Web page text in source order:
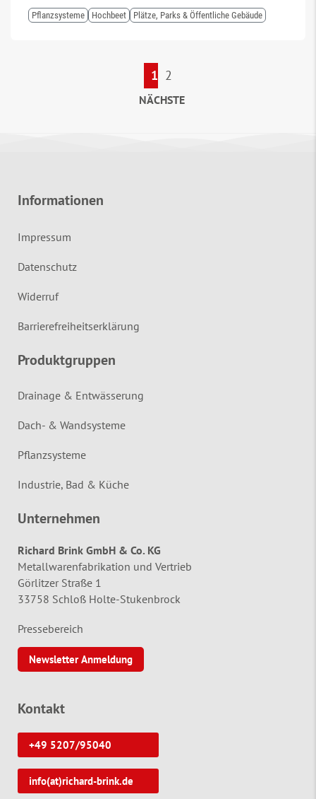
Pflanzsysteme Hochbeet Plätze, Parks & Öffentliche Gebäude
1 2
NÄCHSTE
Informationen
Impressum
Datenschutz
Widerruf
Barrierefreiheitserklärung
Produktgruppen
Drainage & Entwässerung
Dach- & Wandsysteme
Pflanzsysteme
Industrie, Bad & Küche
Unternehmen
Richard Brink GmbH & Co. KG
Metallwarenfabrikation und Vertrieb
Görlitzer Straße 1
33758 Schloß Holte-Stukenbrock
Pressebereich
Newsletter Anmeldung
Kontakt
+49 5207/95040
info(at)richard-brink.de